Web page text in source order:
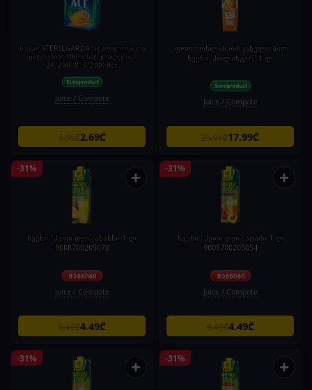
წვენი/ STERILGARDA/სტაფილოსა და
ციტრუსის/ 100% ნატურალური /
24*200 (8*3*200) მლ
Juice / Compote
3.95₾2.69₾
ფორთოხლის ორგანული ბიო
წვენი 'ჰოლინგერ' 1 ლ
Juice / Compote
25.95₾17.99₾
-31% +
წვენი "ჰეფი დეი" ანანსი 1 ლ
9008700205078
Juice / Compote
6.49₾4.49₾
-31% +
წვენი "ჰეფი დეი" ატამი 1 ლ
9008700205054
Juice / Compote
6.49₾4.49₾
-31% + -31% +